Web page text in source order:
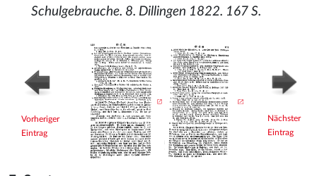
Schulgebrauche. 8. Dillingen 1822. 167 S.
Vorheriger
Eintrag
Nächster
Eintrag